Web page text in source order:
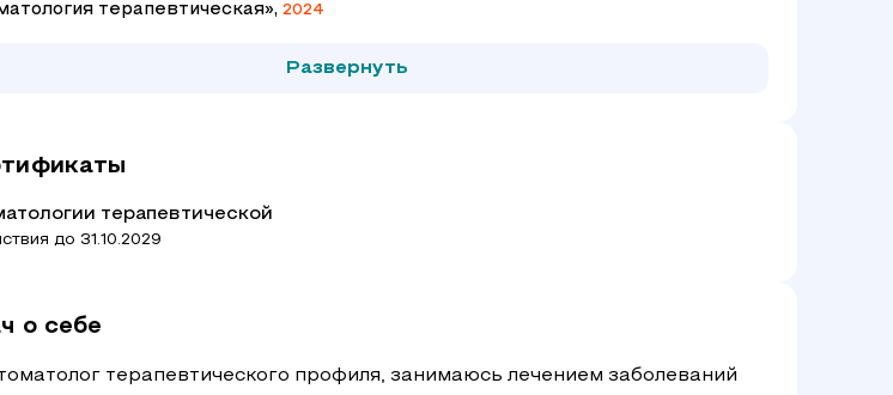
терапевтическая», 2024
Развернуть
терапевтической
до 31.10.2029
о себе
терапевтического профиля, занимаюсь лечением заболеваний